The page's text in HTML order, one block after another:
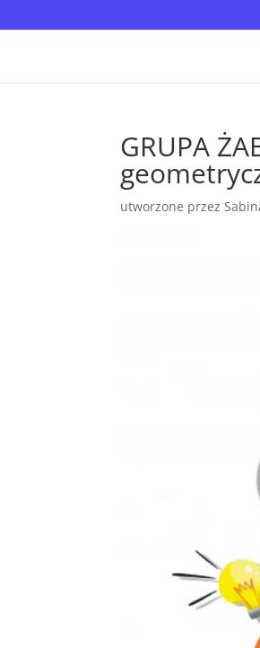
GRUPA
utworzone przez